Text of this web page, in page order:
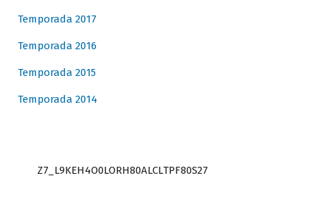
Temporada 2017
Temporada 2016
Temporada 2015
Temporada 2014
Z7_L9KEH4O0LORH80ALCLTPF80S27